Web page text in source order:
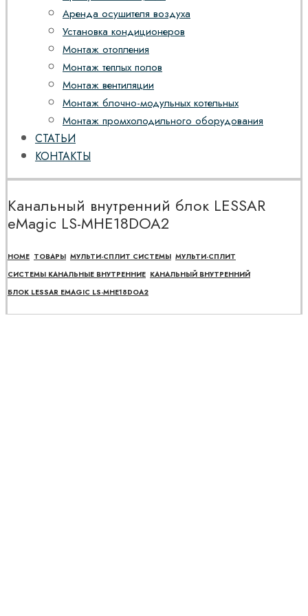
Аренда осушителя воздуха
Установка кондиционеров
Монтаж отопления
Монтаж теплых полов
Монтаж вентиляции
Монтаж блочно-модульных котельных
Монтаж промхолодильного оборудования
СТАТЬИ
КОНТАКТЫ
Канальный внутренний блок LESSAR
eMagic LS-MHE18DOA2
HOME ТОВАРЫ МУЛЬТИ-СПЛИТ СИСТЕМЫ МУЛЬТИ-СПЛИТ
СИСТЕМЫ КАНАЛЬНЫЕ ВНУТРЕННИЕ КАНАЛЬНЫЙ ВНУТРЕННИЙ
БЛОК LESSAR EMAGIC LS-MHE18DOA2